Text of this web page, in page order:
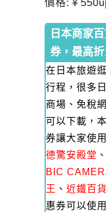
價格:￥
日本商家
券，最高
在日本旅遊
行程，很多
商場、免稅
可以下載，
券讓大家使
德驚安殿堂 、
BIC
王 、 近鐵百貨
惠券可以使